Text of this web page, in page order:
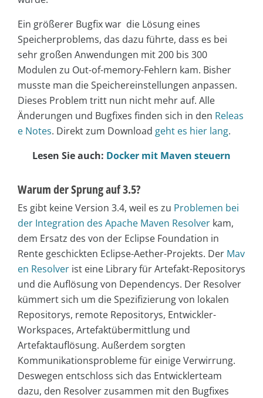
Ein größerer Bugfix war die Lösung eines
Speicherproblems, das dazu führte, dass es bei
sehr großen Anwendungen mit 200 bis 300
Modulen zu Out-of-memory-Fehlern kam. Bisher
musste man die Speichereinstellungen anpassen.
Dieses Problem tritt nun nicht mehr auf. Alle
Änderungen und Bugfixes finden sich in den Releas
e Notes. Direkt zum Download geht es hier lang.
Lesen Sie auch: Docker mit Maven steuern
Warum der Sprung auf 3.5?
Es gibt keine Version 3.4, weil es zu Problemen bei
der Integration des Apache Maven Resolver kam,
dem Ersatz des von der Eclipse Foundation in
Rente geschickten Eclipse-Aether-Projekts. Der Mav
en Resolver ist eine Library für Artefakt-Repositorys
und die Auflösung von Dependencys. Der Resolver
kümmert sich um die Spezifizierung von lokalen
Repositorys, remote Repositorys, Entwickler-
Workspaces, Artefaktübermittlung und
Artefaktauflösung. Außerdem sorgten
Kommunikationsprobleme für einige Verwirrung.
Deswegen entschloss sich das Entwicklerteam
dazu, den Resolver zusammen mit den Bugfixes